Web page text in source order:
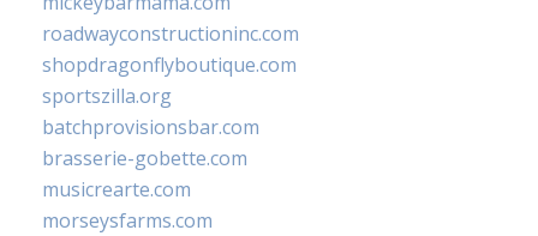
roadwayconstructioninc.com
shopdragonflyboutique.com
sportszilla.org
batchprovisionsbar.com
brasserie-gobette.com
musicrearte.com
morseysfarms.com